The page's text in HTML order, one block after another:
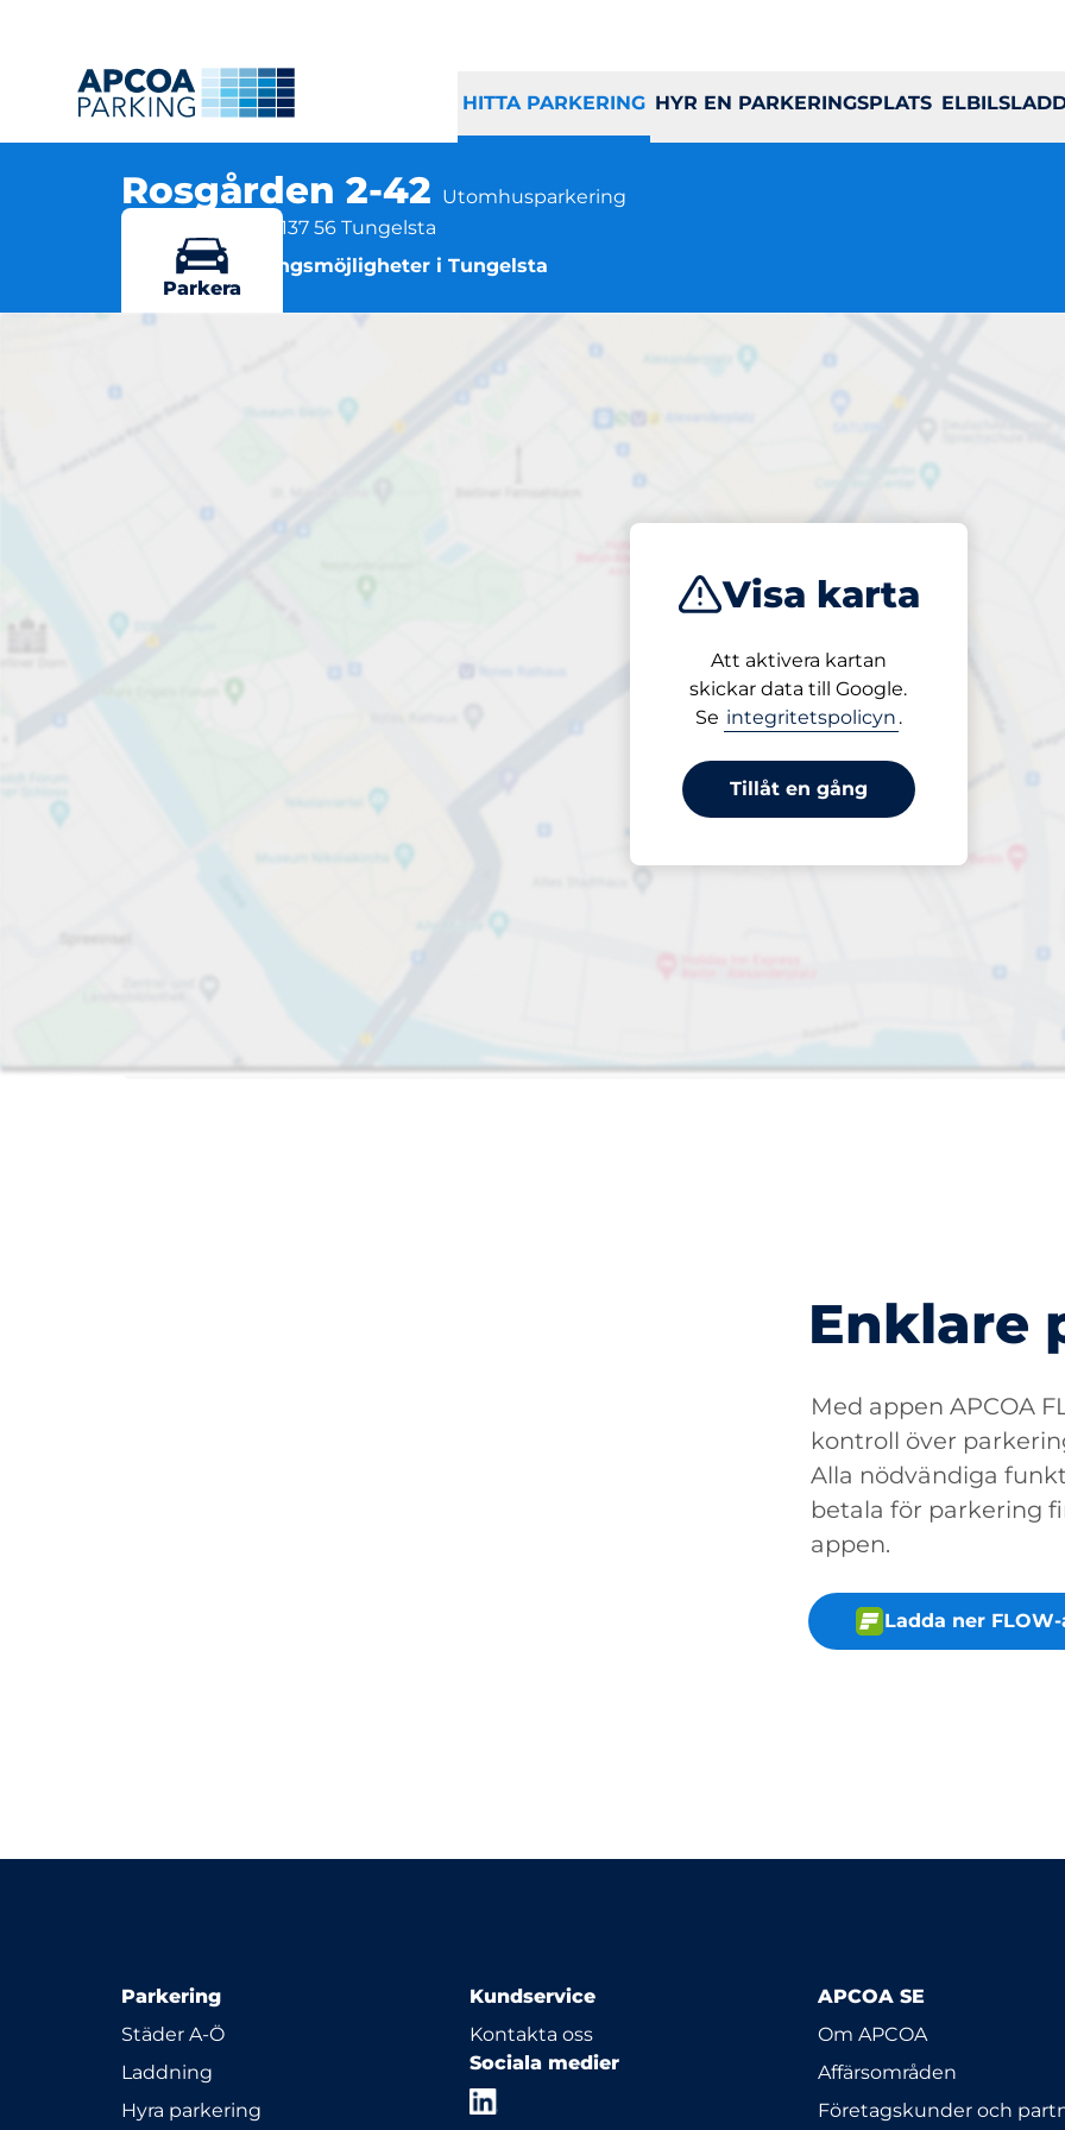
HITTA PARKERING HYR EN PARKERINGSPLATS
Rosgården 2-42 Utomhusparkering
Rosgården 2-42, 137 56 Tungelsta
Flera parkeringsmöjligheter i Tungelsta
Visa karta
Att aktivera kartan
skickar data till Google.
Se integritetspolicyn .
Tillåt en gång
Parkera
Rosgården 2-42
Öppet nu
Från 12,00 kr
Priser och betalning
Enklare
Med appen APCOA
kontroll över
Alla nödvändiga
betala för parkering
appen.
Ladda ner
Parkering
Städer A-Ö
Laddning
Hyra parkering
Kundservice
Kontakta oss
Sociala medier
APCOA SE
Om APCOA
Affärsområden
Företagskunder och